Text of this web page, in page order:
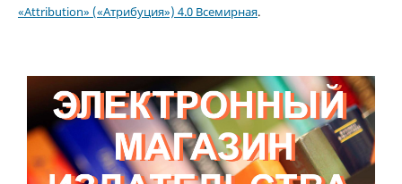
«Attribution» («Атрибуция») 4.0 Всемирная.